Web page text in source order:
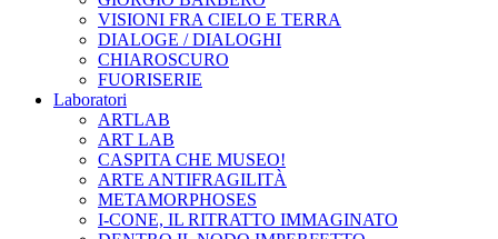
VISIONI FRA CIELO E TERRA
DIALOGE / DIALOGHI
CHIAROSCURO
FUORISERIE
Laboratori
ARTLAB
ART LAB
CASPITA CHE MUSEO!
ARTE ANTIFRAGILITÀ
METAMORPHOSES
I-CONE, IL RITRATTO IMMAGINATO